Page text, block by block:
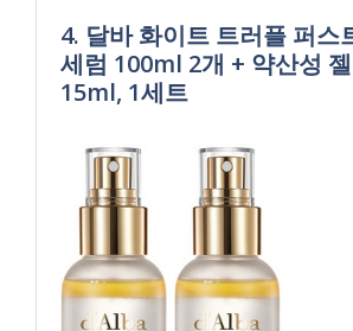
4. 달바 화이트 트러플 퍼스
세럼 100ml 2개 + 약산성
15ml, 1세트